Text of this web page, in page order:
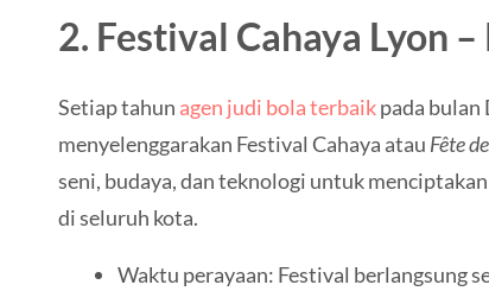
2. Festival Cahaya Lyon
Setiap tahun agen judi bola terbaikpada bulan
menyelenggarakan Festival Cahaya atau Fête
seni, budaya, dan teknologi untuk
di seluruh kota.
Waktu perayaan: Festival berlangsung